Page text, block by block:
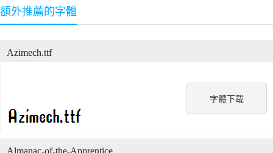
額外推薦的字體
字體下載
Azimech.ttf
Almanac-of-the-Apprentice